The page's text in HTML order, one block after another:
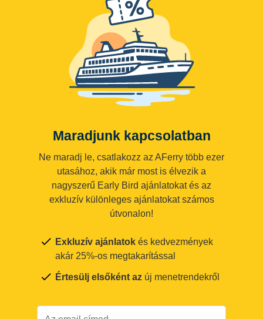
Maradjunk kapcsolatban
Ne maradj le, csatlakozz az AFerry több ezer
utasához, akik már most is élvezik a
nagyszerű Early Bird ajánlatokat és az
exkluzív különleges ajánlatokat számos
útvonalon!
Exkluzív ajánlatok és kedvezmények
akár 25%-os megtakarítással
Értesülj elsőként az új menetrendekről